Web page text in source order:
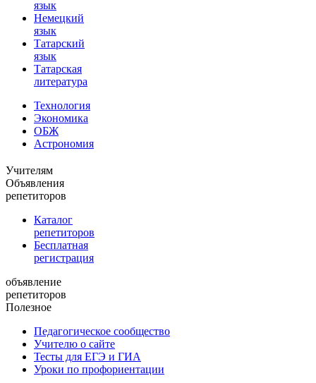
язык
Немецкий
язык
Татарский
язык
Татарская
литература
Технология
Экономика
ОБЖ
Астрономия
Учителям
Объявления
репетиторов
Каталог
репетиторов
Бесплатная
регистрация
объявление
репетиторов
Полезное
Педагогическое сообщество
Учителю о сайте
Тесты для ЕГЭ и ГИА
Уроки по профориентации